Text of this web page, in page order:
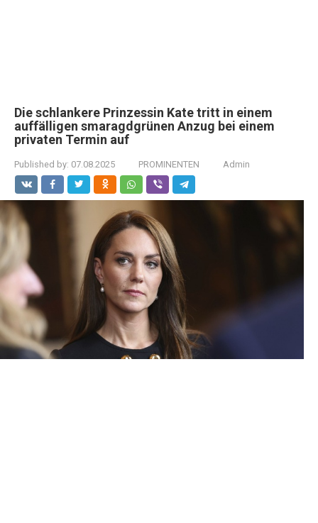
Die schlankere Prinzessin Kate tritt in einem
auffälligen smaragdgrünen Anzug bei einem
privaten Termin auf
Published by: 07.08.2025 PROMINENTEN Admin